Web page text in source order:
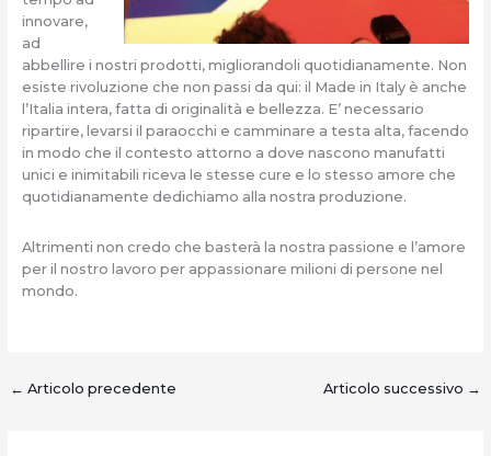
innovare,
ad
abbellire i nostri prodotti, migliorandoli quotidianamente. Non
esiste rivoluzione che non passi da qui: il Made in Italy è anche
l’Italia intera, fatta di originalità e bellezza. E’ necessario
ripartire, levarsi il paraocchi e camminare a testa alta, facendo
in modo che il contesto attorno a dove nascono manufatti
unici e inimitabili riceva le stesse cure e lo stesso amore che
quotidianamente dedichiamo alla nostra produzione.
Altrimenti non credo che basterà la nostra passione e l’amore
per il nostro lavoro per appassionare milioni di persone nel
mondo.
← Articolo precedente Articolo successivo →